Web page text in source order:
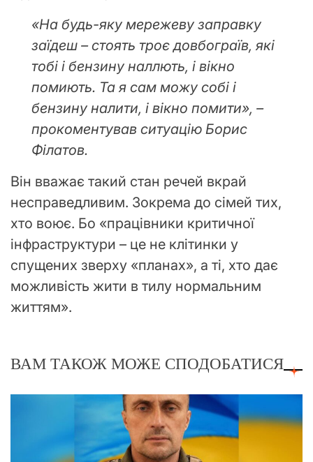
«На будь-яку мережеву заправку
заїдеш – стоять троє довбограїв, які
тобі і бензину наллють, і вікно
помиють. Та я сам можу собі і
бензину налити, і вікно помити», –
прокоментував ситуацію Борис
Філатов.
Він вважає такий стан речей вкрай
несправедливим. Зокрема до сімей тих,
хто воює. Бо «працівники критичної
інфраструктури – це не клітинки у
спущених зверху «планах», а ті, хто дає
можливість жити в тилу нормальним
життям».
ВАМ ТАКОЖ МОЖЕ СПОДОБАТИСЯ